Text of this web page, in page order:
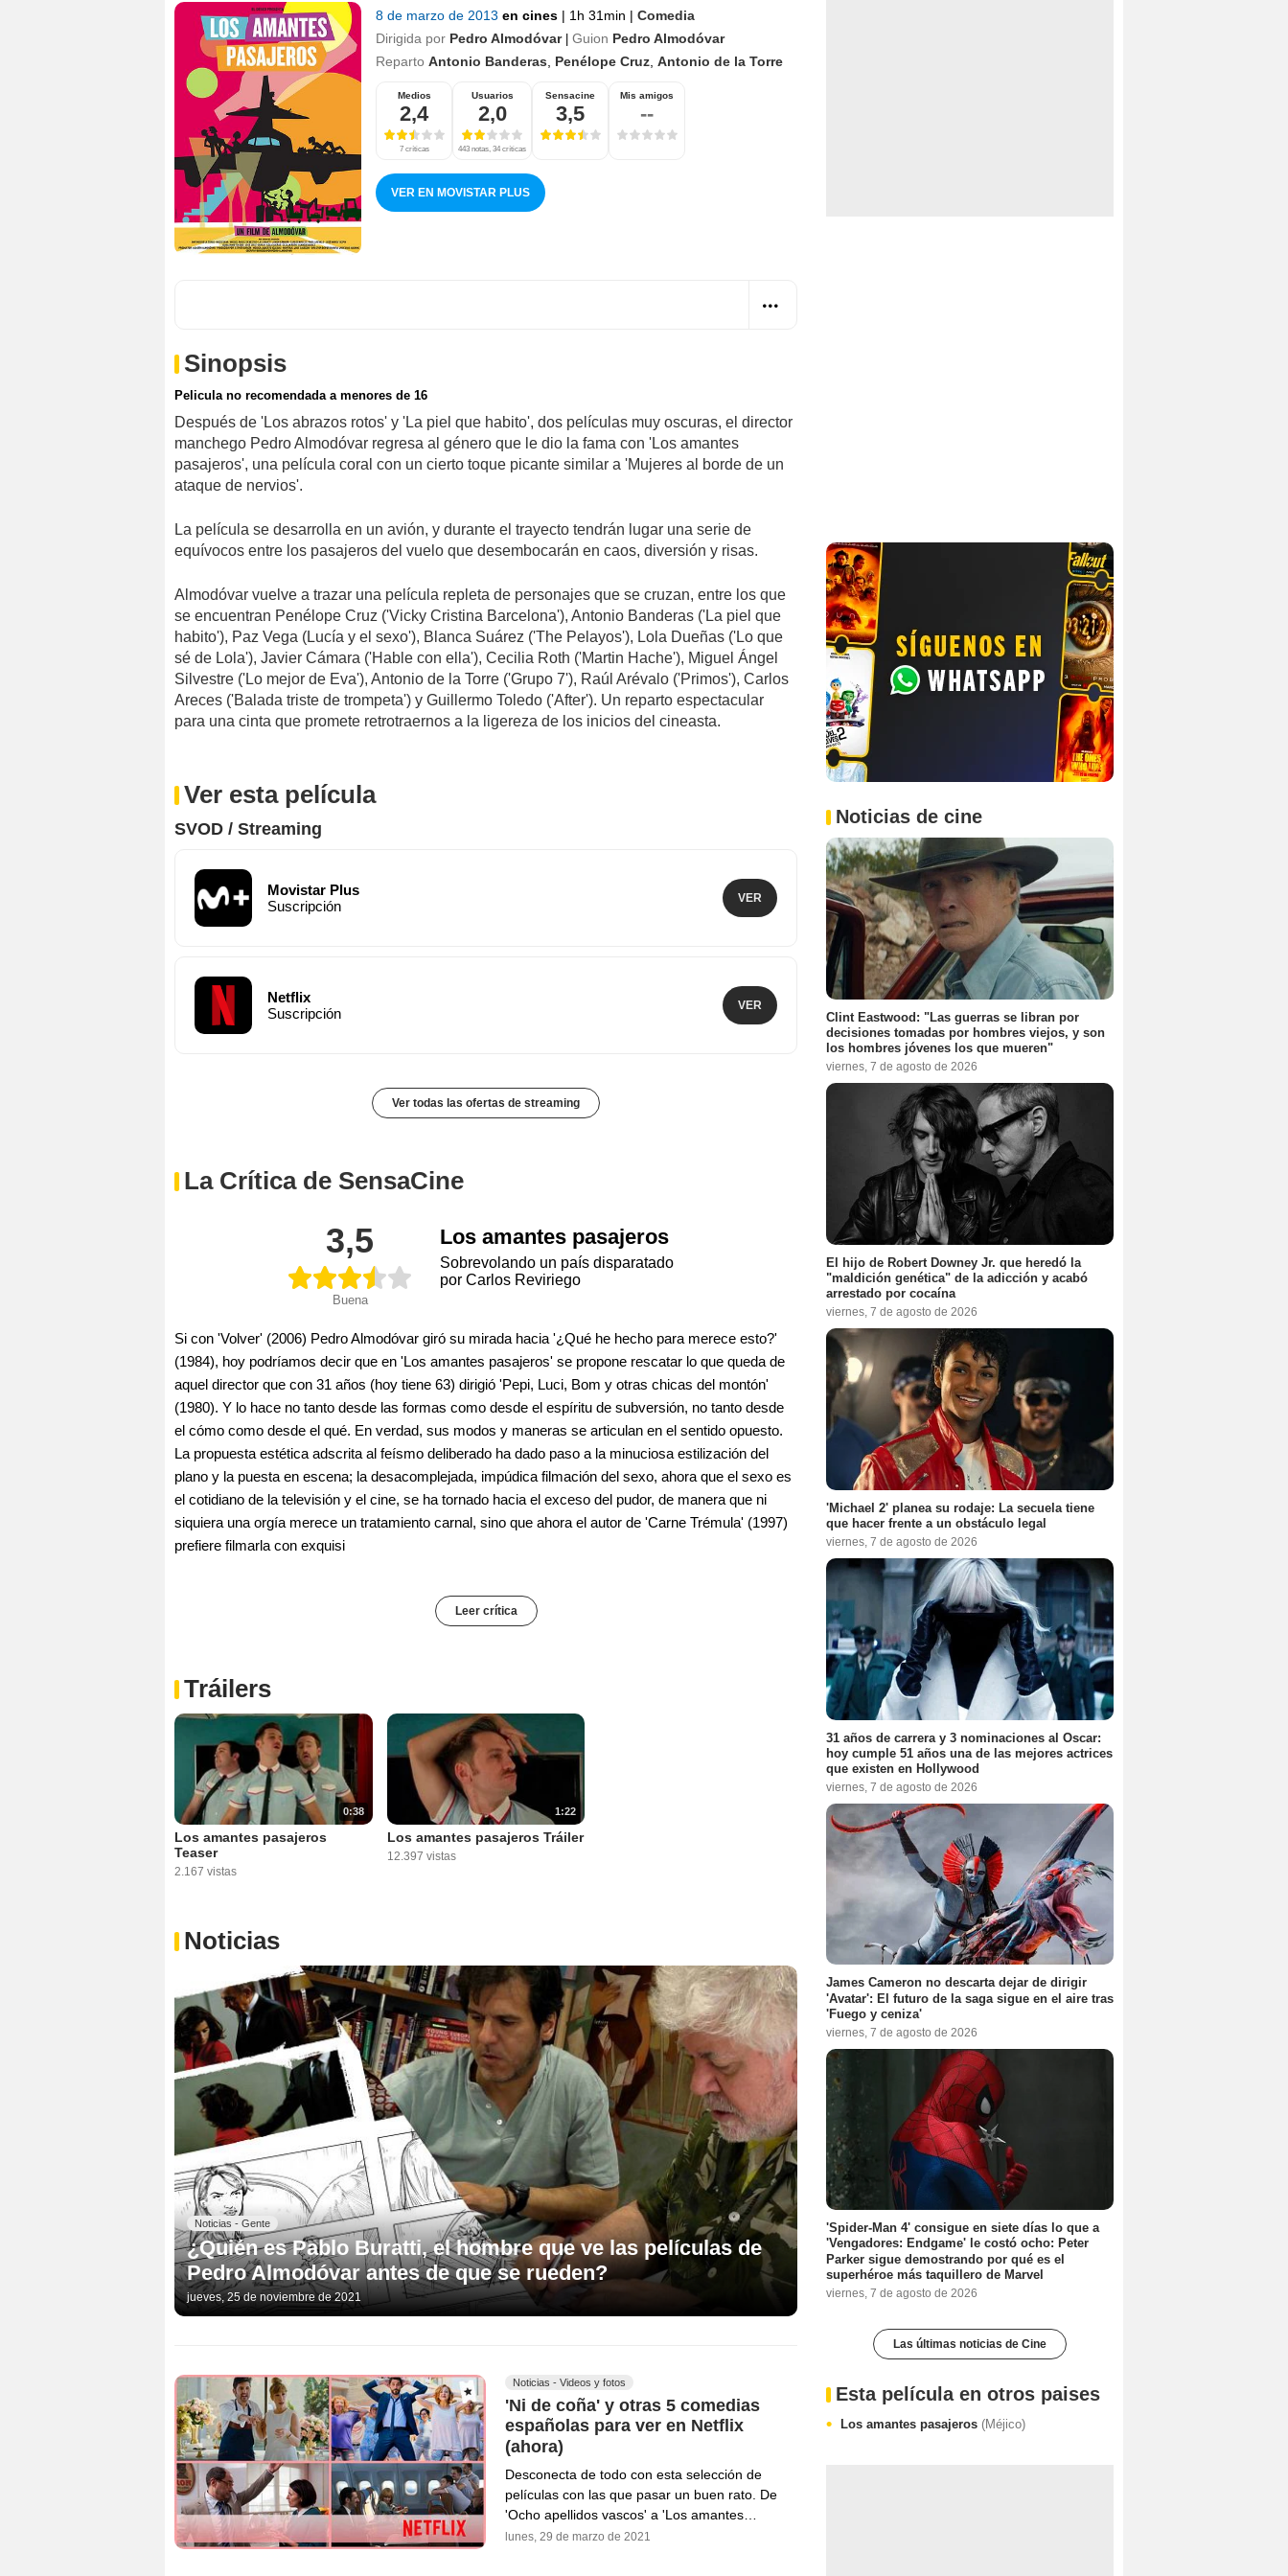
8 de marzo de 2013 en cines | 1h 31min | Comedia
Dirigida por Pedro Almodóvar | Guion Pedro Almodóvar
Reparto Antonio Banderas Penélope Cruz Antonio de la Torre
Medios
2,4
7 críticas
Usuarios
2,0
443 notas, 34 críticas
Sensacine
3,5
Mis amigos
--
VER EN MOVISTAR PLUS
Sinopsis
Pelicula no recomendada a menores de 16
Después de 'Los abrazos rotos' y 'La piel que habito', dos películas muy oscuras, el director
manchego Pedro Almodóvar regresa al género que le dio la fama con 'Los amantes
pasajeros', una película coral con un cierto toque picante similar a 'Mujeres al borde de un
ataque de nervios'.
La película se desarrolla en un avión, y durante el trayecto tendrán lugar una serie de
equívocos entre los pasajeros del vuelo que desembocarán en caos, diversión y risas.
Almodóvar vuelve a trazar una película repleta de personajes que se cruzan, entre los que
se encuentran Penélope Cruz ('Vicky Cristina Barcelona'), Antonio Banderas ('La piel que
habito'), Paz Vega (Lucía y el sexo'), Blanca Suárez ('The Pelayos'), Lola Dueñas ('Lo que
sé de Lola'), Javier Cámara ('Hable con ella'), Cecilia Roth ('Martin Hache'), Miguel Ángel
Silvestre ('Lo mejor de Eva'), Antonio de la Torre ('Grupo 7'), Raúl Arévalo ('Primos'), Carlos
Areces ('Balada triste de trompeta') y Guillermo Toledo ('After'). Un reparto espectacular
para una cinta que promete retrotraernos a la ligereza de los inicios del cineasta.
Ver esta película
SVOD / Streaming
Movistar Plus
Suscripción
VER
Netflix
Suscripción
VER
Ver todas las ofertas de streaming
La Crítica de SensaCine
3,5
Buena
Los amantes pasajeros
Sobrevolando un país disparatado
por Carlos Reviriego
Si con 'Volver' (2006) Pedro Almodóvar giró su mirada hacia '¿Qué he hecho para merece esto?'
(1984), hoy podríamos decir que en 'Los amantes pasajeros' se propone rescatar lo que queda de
aquel director que con 31 años (hoy tiene 63) dirigió 'Pepi, Luci, Bom y otras chicas del montón'
(1980). Y lo hace no tanto desde las formas como desde el espíritu de subversión, no tanto desde
el cómo como desde el qué. En verdad, sus modos y maneras se articulan en el sentido opuesto.
La propuesta estética adscrita al feísmo deliberado ha dado paso a la minuciosa estilización del
plano y la puesta en escena; la desacomplejada, impúdica filmación del sexo, ahora que el sexo es
el cotidiano de la televisión y el cine, se ha tornado hacia el exceso del pudor, de manera que ni
siquiera una orgía merece un tratamiento carnal, sino que ahora el autor de 'Carne Trémula' (1997)
prefiere filmarla con exquisi
Leer crítica
Tráilers
0:38
Los amantes pasajeros
Teaser
2.167 vistas
1:22
Los amantes pasajeros Tráiler
12.397 vistas
Noticias
Noticias - Gente
¿Quién es Pablo Buratti, el hombre que ve las películas de
Pedro Almodóvar antes de que se rueden?
jueves, 25 de noviembre de 2021
Noticias - Videos y fotos
'Ni de coña' y otras 5 comedias
españolas para ver en Netflix
(ahora)
Desconecta de todo con esta selección de
películas con las que pasar un buen rato. De
'Ocho apellidos vascos' a 'Los amantes…
lunes, 29 de marzo de 2021
Noticias de cine
Clint Eastwood: "Las guerras se libran por
decisiones tomadas por hombres viejos, y son
los hombres jóvenes los que mueren"
viernes, 7 de agosto de 2026
El hijo de Robert Downey Jr. que heredó la
"maldición genética" de la adicción y acabó
arrestado por cocaína
viernes, 7 de agosto de 2026
'Michael 2' planea su rodaje: La secuela tiene
que hacer frente a un obstáculo legal
viernes, 7 de agosto de 2026
31 años de carrera y 3 nominaciones al Oscar:
hoy cumple 51 años una de las mejores actrices
que existen en Hollywood
viernes, 7 de agosto de 2026
James Cameron no descarta dejar de dirigir
'Avatar': El futuro de la saga sigue en el aire tras
'Fuego y ceniza'
viernes, 7 de agosto de 2026
'Spider-Man 4' consigue en siete días lo que a
'Vengadores: Endgame' le costó ocho: Peter
Parker sigue demostrando por qué es el
superhéroe más taquillero de Marvel
viernes, 7 de agosto de 2026
Las últimas noticias de Cine
Esta película en otros paises
Los amantes pasajeros (Méjico)